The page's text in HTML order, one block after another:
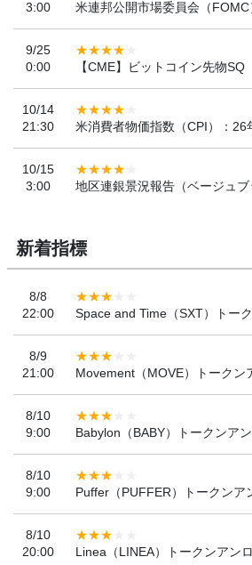
3:00
米連邦公開市場委員会（
9/25
0:00
【CME】ビットコイン先物SQ
10/14
21:30
米消費者物価指数（CPI）：26
10/15
3:00
地区連銀景況報告（ベージュブ
新着指標
8/8
22:00
Space and Time（SXT）トー
8/9
21:00
Movement（MOVE）トークン
8/10
9:00
Babylon（BABY）トークンア
8/10
9:00
Puffer（PUFFER）トークンア
8/10
20:00
Linea（LINEA）トークンアン